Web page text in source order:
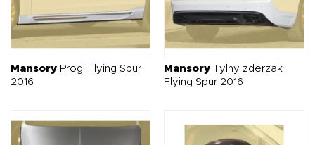
Mansory Progi Flying Spur
2016
Mansory Tylny zderzak
Flying Spur 2016